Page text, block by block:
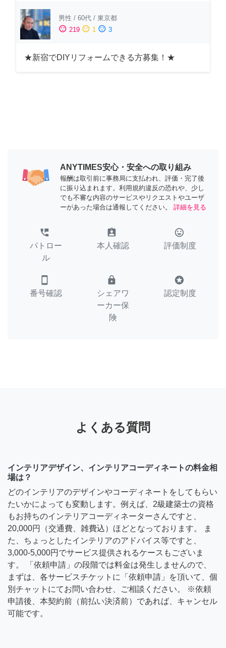
男性 / 60代 / 東京都
sentiment_satisfied 219 sentiment_neutral 1 sentiment_dissatisfied 3
★新宿でDIYリフォームできる方募集！★
ANYTIMES安心・安全への取り組み
報酬は取引前に事務局に支払われ、評価・完了後
に振り込まれます。利用規約違反の恐れや、少し
でも不審な内容のサービスやリクエストやユーザ
ーがあった場合は通報してください。
詳細を見る
perm_phone_msg
パトロー
ル
assignment_ind
本人確認
tag_faces
評価制度
smartphone
番号確認
lock
シェアワ
ーカー保
険
stars
認定制度
よくある質問
インテリアデザイン、インテリアコーディネートの料金相
場は？
どのインテリアのデザインやコーディネートをしてもらい
たいかによっても変動します。例えば、2級建築士の資格
もお持ちのインテリアコーディネーターさんですと、
20,000円（交通費、雑費込）ほどとなっております。 ま
た、ちょっとしたインテリアのアドバイス等ですと、
3,000-5,000円でサービス提供されるケースもございま
す。 「依頼申請」の段階では料金は発生しませんので、
まずは、各サービスチケットに「依頼申請」を頂いて、個
別チャットにてお問い合わせ、ご相談ください。 ※依頼
申請後、本契約前（前払い決済前）であれば、キャンセル
可能です。